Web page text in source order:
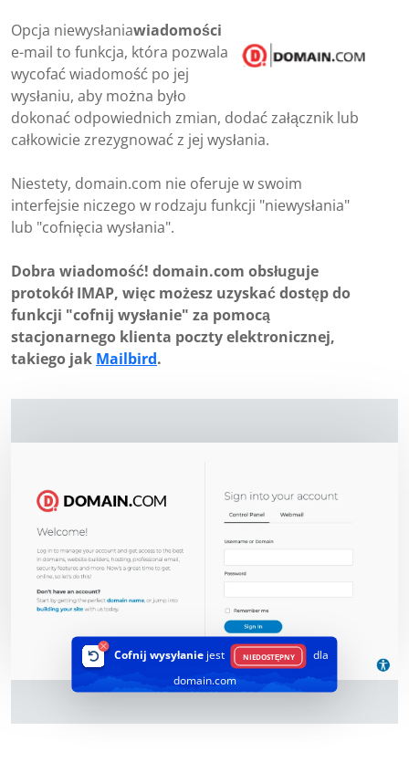
Opcja niewysłaniawiadomości
e-mail to funkcja, która pozwala
wycofać wiadomość po jej
wysłaniu, aby można było
dokonać odpowiednich zmian, dodać załącznik lub
całkowicie zrezygnować z jej wysłania.
Niestety, domain.com nie oferuje w swoim
interfejsie niczego w rodzaju funkcji "niewysłania"
lub "cofnięcia wysłania".
Dobra wiadomość! domain.com obsługuje
protokół IMAP, więc możesz uzyskać dostęp do
funkcji "cofnij wysłanie" za pomocą
stacjonarnego klienta poczty elektronicznej,
takiego jak Mailbird.
Cofnij wysyłaniejest NIEDOSTĘPNY
dla
domain.com